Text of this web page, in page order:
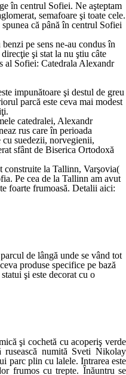
în centrul Sofiei. Ne aşteptam
semafoare şi toate cele.
că până în centrul Sofiei
pe sens ne-au condus în
şi stat la nu ştiu câte
al Sofiei: Catedrala Alexandr
impunătoare şi destul de greu
parcă este ceva mai modest
catedralei, Alexandr
rus care în perioada
cu suedezii, norvegienii,
sfânt de Biserica Ortodoxă
construite la Tallinn, Varşovia(
Pe cea de la Tallinn am avut
foarte frumoasă. Detalii aici:
de lângă unde se vând tot
produse specifice pe bază
şi este decorat cu o
şi cochetă cu acoperiş verde
rusească numită Sveti Nikolay
parc plin cu lalele. Intrarea este
frumos cu trepte. Înăuntru se